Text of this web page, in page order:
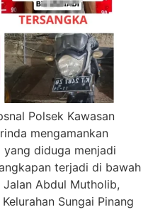
Polsek Kawasan
mengamankan
diduga menjadi
terjadi di bawah
Abdul Mutholib,
Sungai Pinang